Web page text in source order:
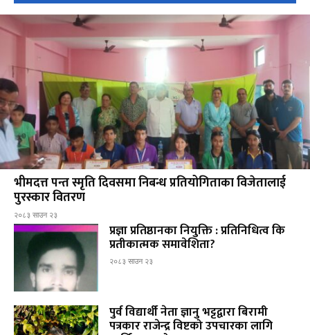
भीमदत्त पन्त स्मृति दिवसमा निबन्ध प्रतियोगिताका विजेतालाई
पुरस्कार वितरण
२०८३ साउन २३
प्रज्ञा प्रतिष्ठानका नियुक्ति : प्रतिनिधित्व कि
प्रतीकात्मक समावेशिता?
२०८३ साउन २३
पुर्व विद्यार्थी नेता ज्ञानु भट्टद्वारा बिरामी
पत्रकार राजेन्द्र विष्टको उपचारका लागि